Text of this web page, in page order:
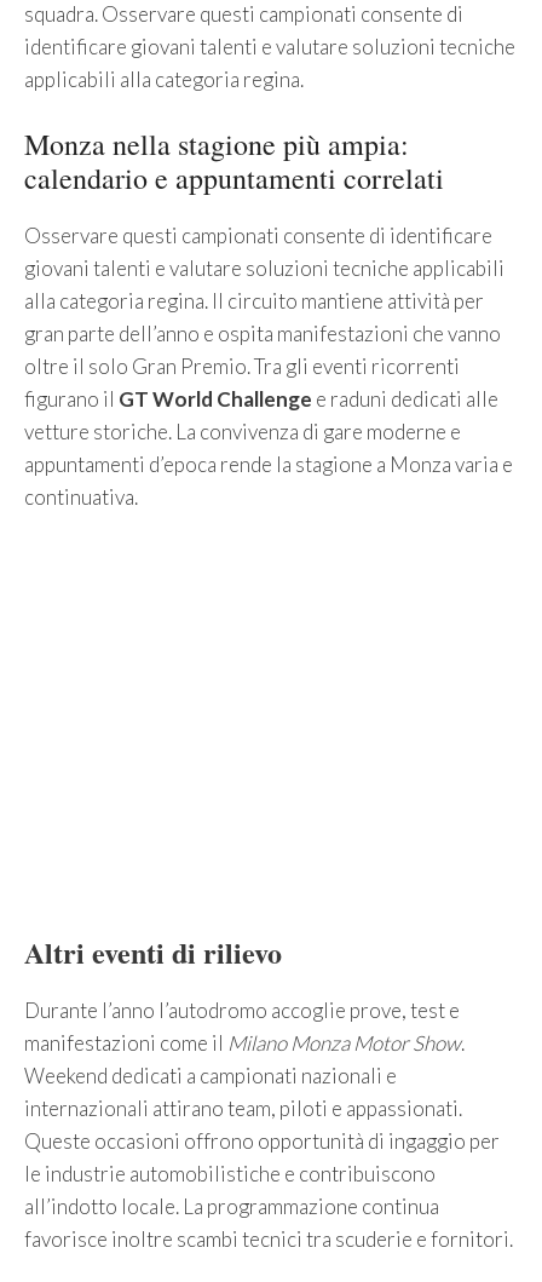
squadra. Osservare questi campionati consente di
identificare giovani talenti e valutare soluzioni tecniche
applicabili alla categoria regina.
Monza nella stagione più ampia:
calendario e appuntamenti correlati
Osservare questi campionati consente di identificare
giovani talenti e valutare soluzioni tecniche applicabili
alla categoria regina. Il circuito mantiene attività per
gran parte dell’anno e ospita manifestazioni che vanno
oltre il solo Gran Premio. Tra gli eventi ricorrenti
figurano il GT World Challenge e raduni dedicati alle
vetture storiche. La convivenza di gare moderne e
appuntamenti d’epoca rende la stagione a Monza varia e
continuativa.
Altri eventi di rilievo
Durante l’anno l’autodromo accoglie prove, test e
manifestazioni come il Milano Monza Motor Show.
Weekend dedicati a campionati nazionali e
internazionali attirano team, piloti e appassionati.
Queste occasioni offrono opportunità di ingaggio per
le industrie automobilistiche e contribuiscono
all’indotto locale. La programmazione continua
favorisce inoltre scambi tecnici tra scuderie e fornitori.